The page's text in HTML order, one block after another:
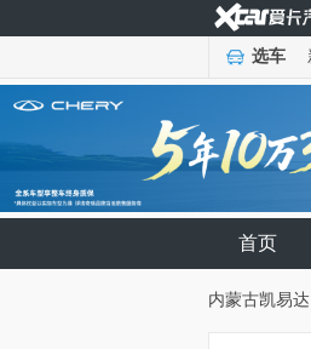
选车
首页
内蒙古凯易达